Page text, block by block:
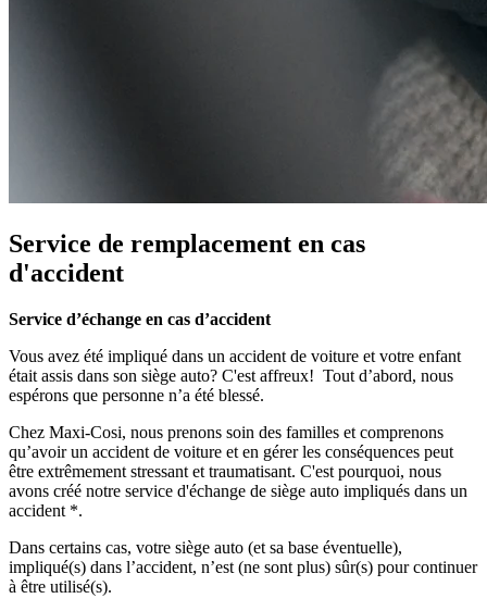
Service de remplacement en cas
d'accident
Service d’échange en cas d’accident
Vous avez été impliqué dans un accident de voiture et votre enfant
était assis dans son siège auto? C'est affreux! Tout d’abord, nous
espérons que personne n’a été blessé.
Chez Maxi-Cosi, nous prenons soin des familles et comprenons
qu’avoir un accident de voiture et en gérer les conséquences peut
être extrêmement stressant et traumatisant. C'est pourquoi, nous
avons créé notre service d'échange de siège auto impliqués dans un
accident *.
Dans certains cas, votre siège auto (et sa base éventuelle),
impliqué(s) dans l’accident, n’est (ne sont plus) sûr(s) pour continuer
à être utilisé(s).